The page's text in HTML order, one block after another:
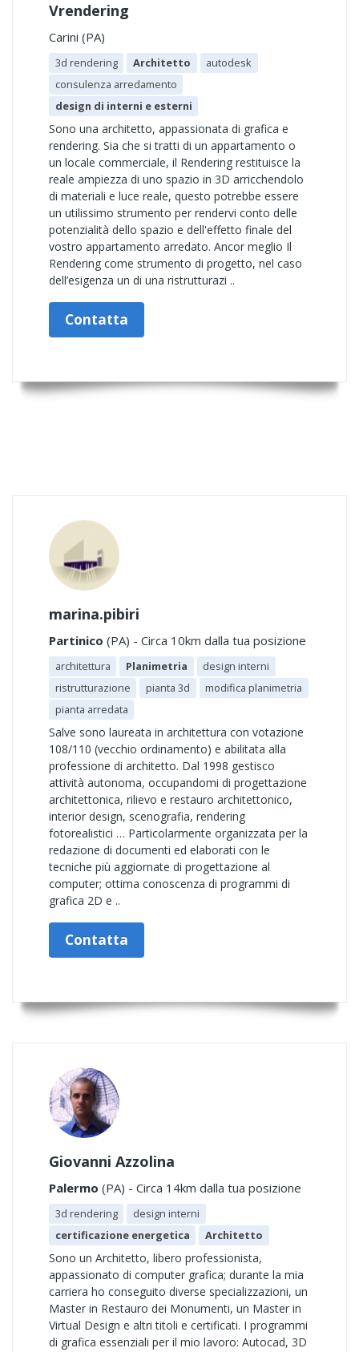
Vrendering
Carini (PA)
3d rendering Architetto
autodesk
consulenza arredamento
design di interni e esterni
Sono una architetto, appassionata di grafica e
rendering. Sia che si tratti di un appartamento o
un locale commerciale, il Rendering restituisce la
reale ampiezza di uno spazio in 3D arricchendolo
di materiali e luce reale, questo potrebbe essere
un utilissimo strumento per rendervi conto delle
potenzialità dello spazio e dell'effetto finale del
vostro appartamento arredato. Ancor meglio Il
Rendering come strumento di progetto, nel caso
dell’esigenza un di una ristrutturazi ..
Contatta
marina.pibiri
Partinico (PA) - Circa 10km dalla tua posizione
architettura Planimetria
design interni
ristrutturazione
pianta 3d
modifica planimetria
pianta arredata
Salve sono laureata in architettura con votazione
108/110 (vecchio ordinamento) e abilitata alla
professione di architetto. Dal 1998 gestisco
attività autonoma, occupandomi di progettazione
architettonica, rilievo e restauro architettonico,
interior design, scenografia, rendering
fotorealistici … Particolarmente organizzata per la
redazione di documenti ed elaborati con le
tecniche più aggiornate di progettazione al
computer; ottima conoscenza di programmi di
grafica 2D e ..
Contatta
Giovanni Azzolina
Palermo (PA) - Circa 14km dalla tua posizione
3d rendering
design interni
certificazione energetica
Architetto
Sono un Architetto, libero professionista,
appassionato di computer grafica; durante la mia
carriera ho conseguito diverse specializzazioni, un
Master in Restauro dei Monumenti, un Master in
Virtual Design e altri titoli e certificati. I programmi
di grafica essenziali per il mio lavoro: Autocad, 3D